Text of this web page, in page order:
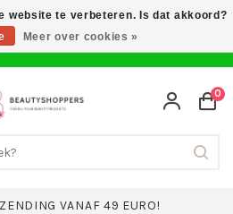
VANAF 49 EURO!
0
website te verbeteren. Is dat akkoord?
Meer over cookies »